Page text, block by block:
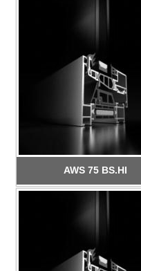
AWS 75 BS.HI